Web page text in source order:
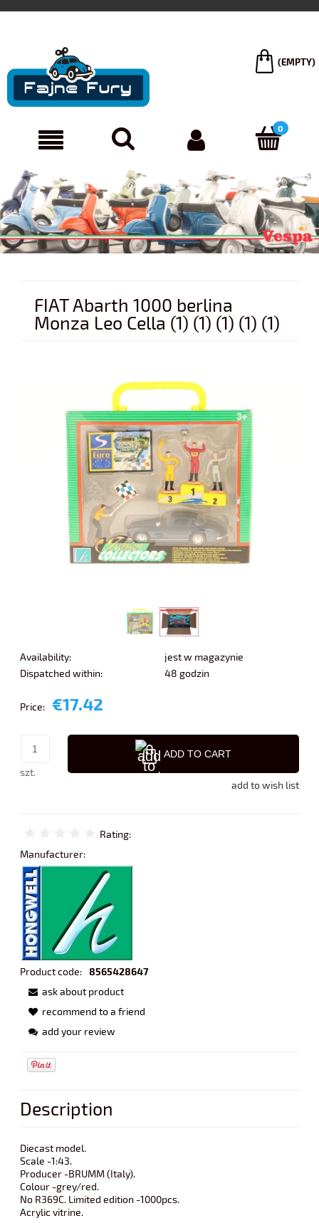
(EMPTY)
FIAT Abarth 1000 berlina
Monza Leo Cella (1) (1) (1) (1) (1)
Availability:
jest w magazynie
Dispatched within:
48 godzin
Price: €17.42
szt.
ADD TO CART
add to wish list
Rating:
Manufacturer:
Product code: 8565428647
ask about product
recommend to a friend
add your review
Description
Diecast model.
Scale -1:43.
Producer -BRUMM (Italy).
Colour -grey/red.
No R369C. Limited edition -1000pcs.
Acrylic vitrine.